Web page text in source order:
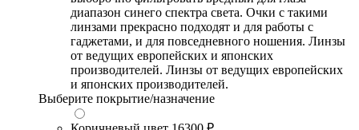
диапазон синего спектра света. Очки с такими
линзами прекрасно подходят и для работы с
гаджетами, и для повседневного ношения. Линзы
от ведущих европейских и японских
производителей. Линзы от ведущих европейских
и японских производителей.
Выберите покрытие/назначение